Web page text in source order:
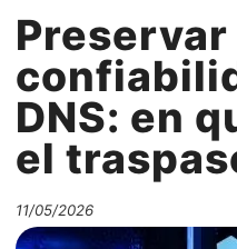
Preservar
DNS: en
el
11/05/2026